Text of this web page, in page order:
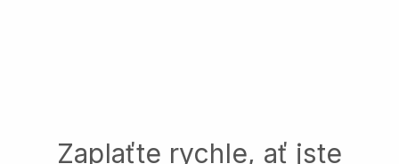
Zaplaťte rychle, ať jste